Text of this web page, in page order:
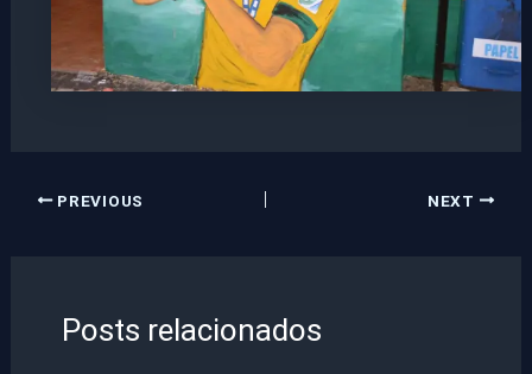
PREVIOUS NEXT
Posts relacionados